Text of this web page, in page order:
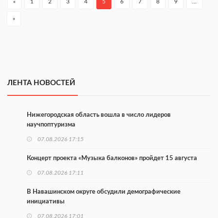
« 1 2 3 4 5 6 7 8 9
»
ЛЕНТА НОВОСТЕЙ
Нижегородская область вошла в число лидеров
научпоптуризма
07.08.2026 17:15
Концерт проекта «Музыка балконов» пройдет 15 августа
07.08.2026 17:11
В Навашинском округе обсудили демографические
инициативы
07.08.2026 17:01